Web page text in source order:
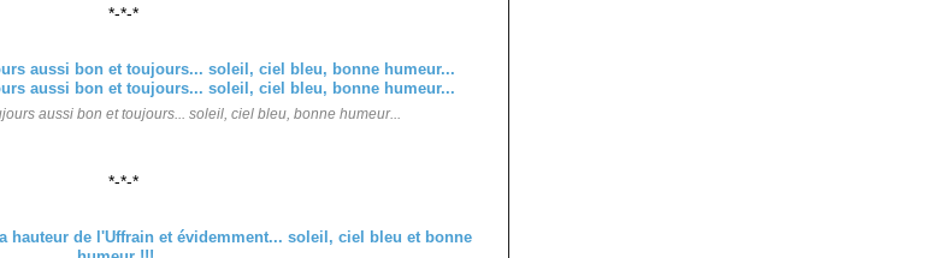
*-*-*
aussi bon et toujours... soleil, ciel bleu, bonne humeur...
*-*-*